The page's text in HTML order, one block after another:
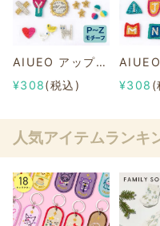
AIUEO アップリケ/ワッペン イニシャル P～Z
¥308(税込)
¥308 (
人気アイテムランキ